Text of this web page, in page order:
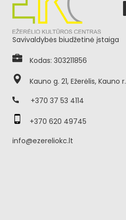
Savivaldybės biudžetinė įstaiga
Kodas: 303211856
Kauno g. 21, Ežerėlis, Kauno r.
+370 37 53 4114
+370 620 49745
info@ezereliokc.lt